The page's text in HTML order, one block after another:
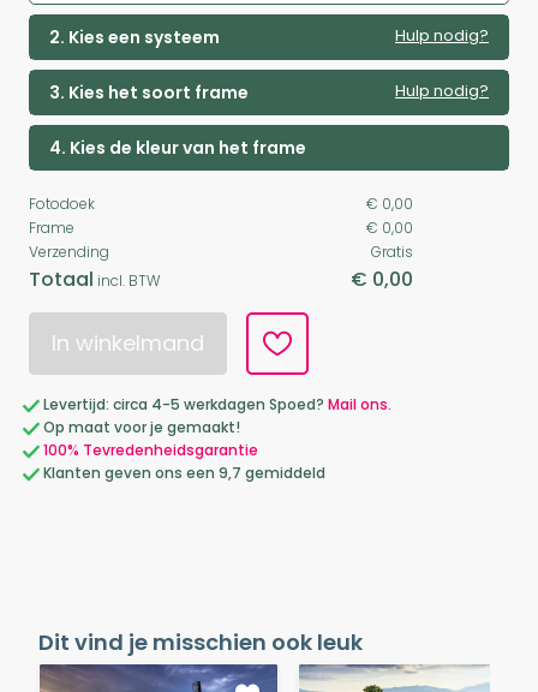
2. Kies een systeem Hulp nodig?
3. Kies het soort frame Hulp nodig?
4. Kies de kleur van het frame
Fotodoek
€ 0,00
Frame
€ 0,00
Verzending
Gratis
Totaal incl. BTW € 0,00
In winkelmand
Levertijd: circa 4-5 werkdagen Spoed? Mail ons.
Op maat voor je gemaakt!
100% Tevredenheidsgarantie
Klanten geven ons een 9,7 gemiddeld
Dit vind je misschien ook leuk